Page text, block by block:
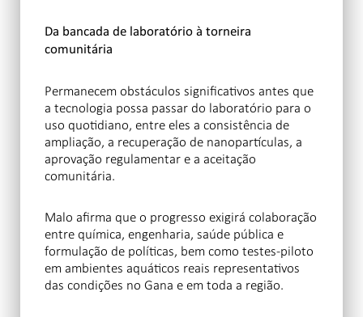
Da bancada de laboratório à torneira
comunitária
Permanecem obstáculos significativos antes que
a tecnologia possa passar do laboratório para o
uso quotidiano, entre eles a consistência de
ampliação, a recuperação de nanopartículas, a
aprovação regulamentar e a aceitação
comunitária.
Malo afirma que o progresso exigirá colaboração
entre química, engenharia, saúde pública e
formulação de políticas, bem como testes-piloto
em ambientes aquáticos reais representativos
das condições no Gana e em toda a região.